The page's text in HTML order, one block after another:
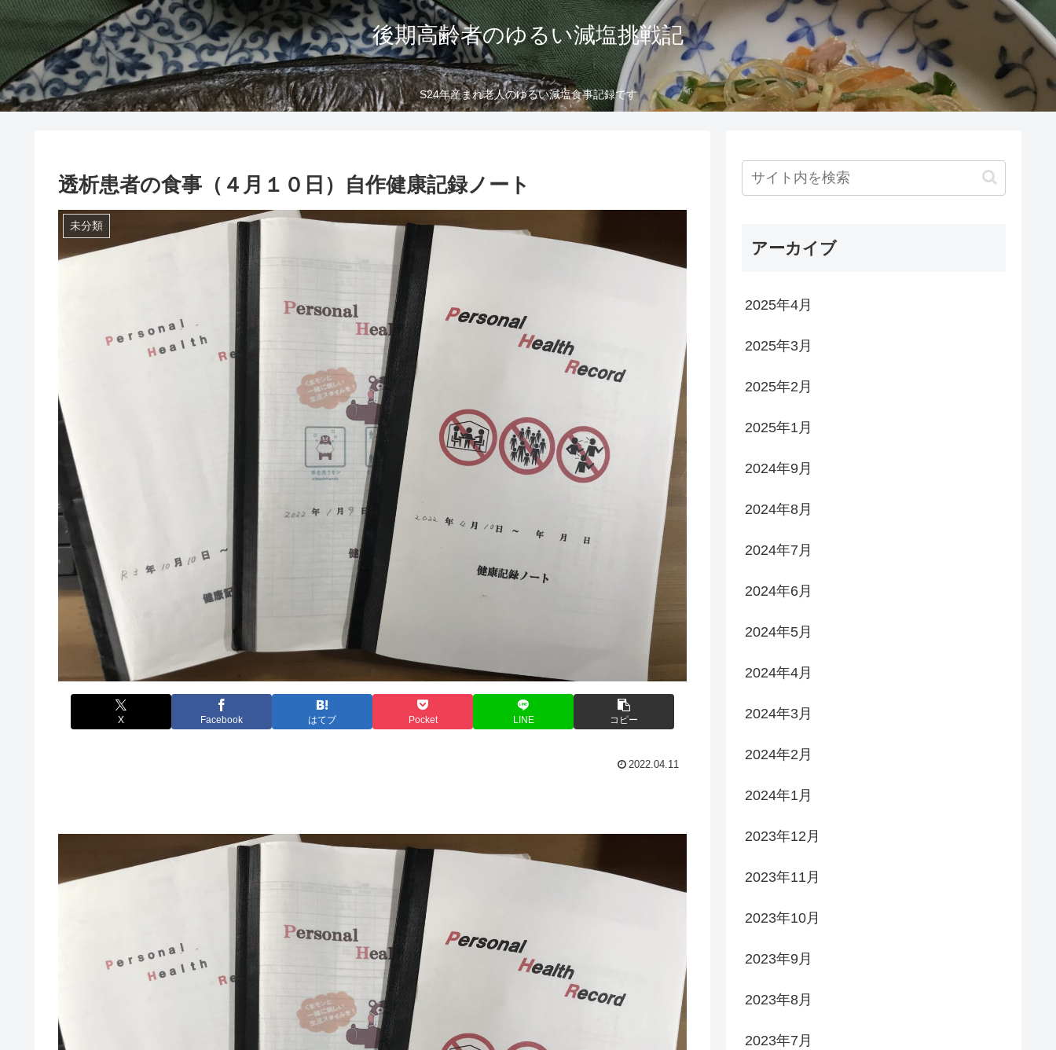
後期高齢者のゆるい減塩挑戦記
S24年産まれ老人のゆるい減塩食事記録です
透析患者の食事（４月１０日）自作健康記録ノート
未分類
X Facebook はてブ Pocket LINE コピー
2022.04.11
アーカイブ
2025年4月
2025年3月
2025年2月
2025年1月
2024年9月
2024年8月
2024年7月
2024年6月
2024年5月
2024年4月
2024年3月
2024年2月
2024年1月
2023年12月
2023年11月
2023年10月
2023年9月
2023年8月
2023年7月